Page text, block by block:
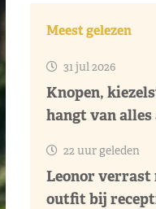
Meest gelezen
31 jul 2026
Knopen,
hangt van alles
22 uur geleden
Leonor verrast
outfit bij